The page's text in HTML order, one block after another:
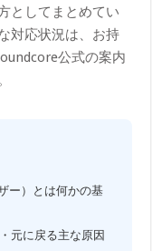
としてまとめてい
対応状況は、お持
公式の案内
ー）とは何かの基
元に戻る主な原因